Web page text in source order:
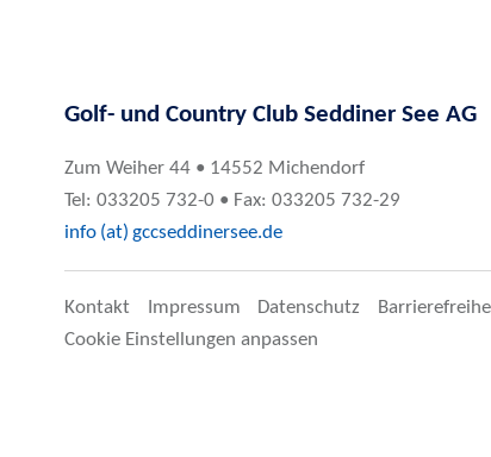
Golf- und Country Club Seddiner See AG
Zum Weiher 44 • 14552 Michendorf
Tel: 033205 732-0 • Fax: 033205 732-29
info (at) gccseddinersee.de
Kontakt Impressum Datenschutz
Cookie Einstellungen anpassen